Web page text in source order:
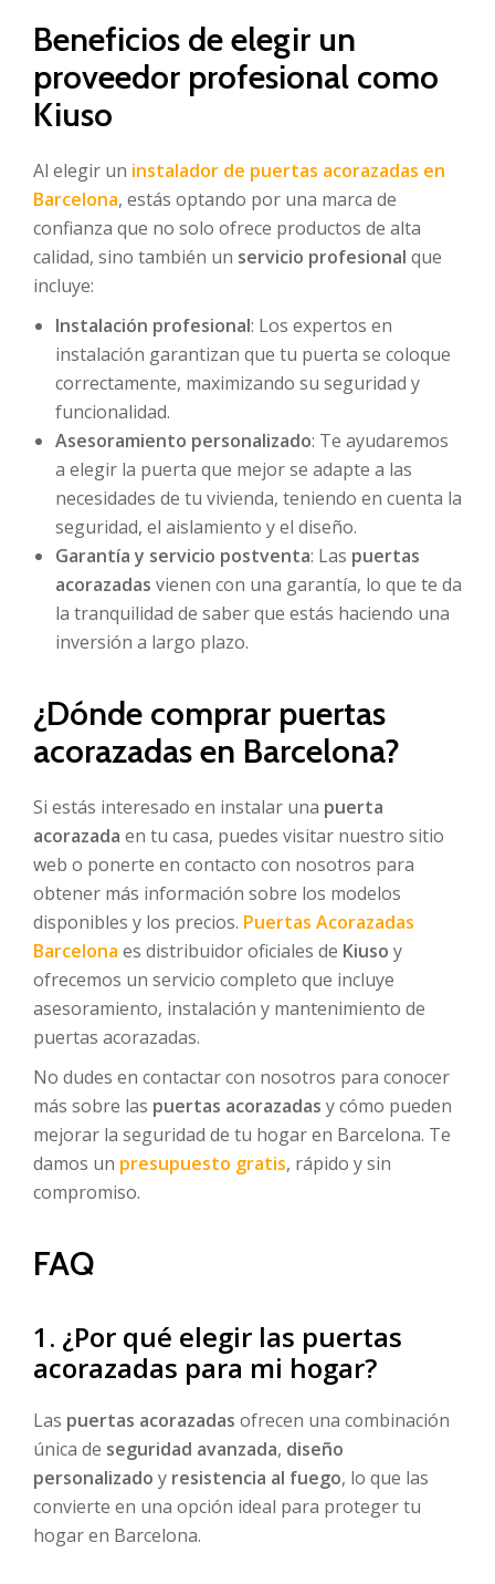
Beneficios de elegir un
proveedor profesional como
Kiuso
Al elegir un instalador de puertas acorazadas en
Barcelona, estás optando por una marca de
confianza que no solo ofrece productos de alta
calidad, sino también un servicio profesional que
incluye:
Instalación profesional: Los expertos en
instalación garantizan que tu puerta se coloque
correctamente, maximizando su seguridad y
funcionalidad.
Asesoramiento personalizado: Te ayudaremos
a elegir la puerta que mejor se adapte a las
necesidades de tu vivienda, teniendo en cuenta la
seguridad, el aislamiento y el diseño.
Garantía y servicio postventa: Las puertas
acorazadas vienen con una garantía, lo que te da
la tranquilidad de saber que estás haciendo una
inversión a largo plazo.
¿Dónde comprar puertas
acorazadas en Barcelona?
Si estás interesado en instalar una puerta
acorazada en tu casa, puedes visitar nuestro sitio
web o ponerte en contacto con nosotros para
obtener más información sobre los modelos
disponibles y los precios. Puertas Acorazadas
Barcelona es distribuidor oficiales de Kiuso y
ofrecemos un servicio completo que incluye
asesoramiento, instalación y mantenimiento de
puertas acorazadas.
No dudes en contactar con nosotros para conocer
más sobre las puertas acorazadas y cómo pueden
mejorar la seguridad de tu hogar en Barcelona. Te
damos un presupuesto gratis, rápido y sin
compromiso.
FAQ
1. ¿Por qué elegir las puertas
acorazadas para mi hogar?
Las puertas acorazadas ofrecen una combinación
única de seguridad avanzada, diseño
personalizado y resistencia al fuego, lo que las
convierte en una opción ideal para proteger tu
hogar en Barcelona.